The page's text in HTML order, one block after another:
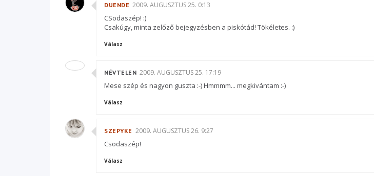
DUENDE 2009. AUGUSZTUS 25. 0:13
CSodaszép! :)
Csakúgy, minta zelőző bejegyzésben a piskótád! Tökéletes. :)
Válasz
NÉVTELEN 2009. AUGUSZTUS 25. 17:19
Mese szép és nagyon guszta :-) Hmmmm... megkivántam :-)
Válasz
SZEPYKE 2009. AUGUSZTUS 26. 9:27
Csodaszép!
Válasz